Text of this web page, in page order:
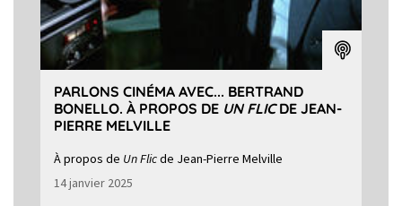
PARLONS CINÉMA AVEC... BERTRAND
BONELLO. À PROPOS DE UN FLICDE JEAN-
PIERRE MELVILLE
À propos de Un Flicde Jean-Pierre Melville
14 janvier 2025